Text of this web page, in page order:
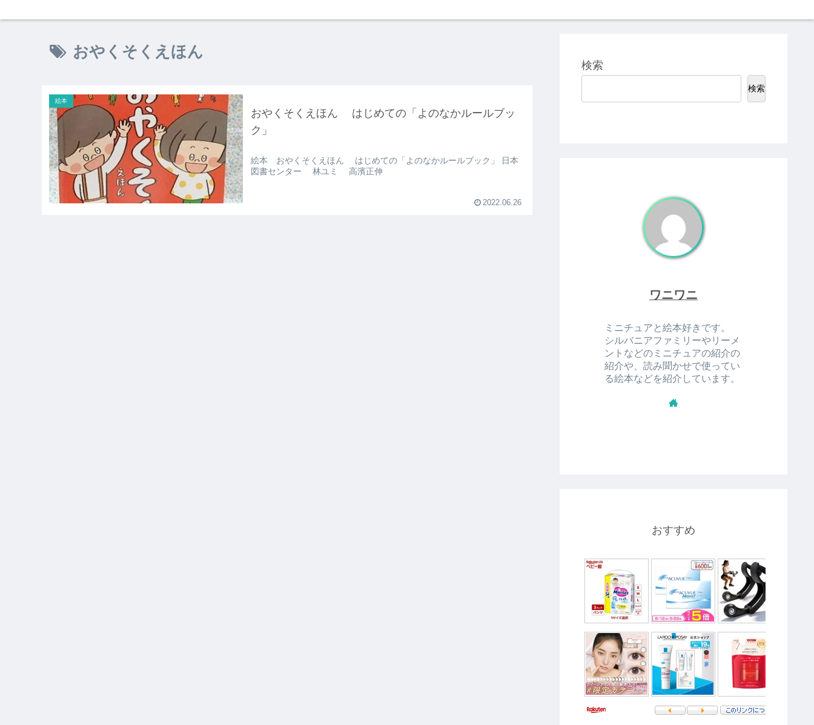
おやくそくえほん
絵本
おやくそくえほん はじめての「よのなかルールブッ
ク」
絵本 おやくそくえほん はじめての「よのなかルールブック」 日本
図書センター 林ユミ 高濱正伸
2022.06.26
検索
検索
ワニワニ
ミニチュアと絵本好きです。
シルバニアファミリーやリーメ
ントなどのミニチュアの紹介の
紹介や、読み聞かせで使ってい
る絵本などを紹介しています。
おすすめ